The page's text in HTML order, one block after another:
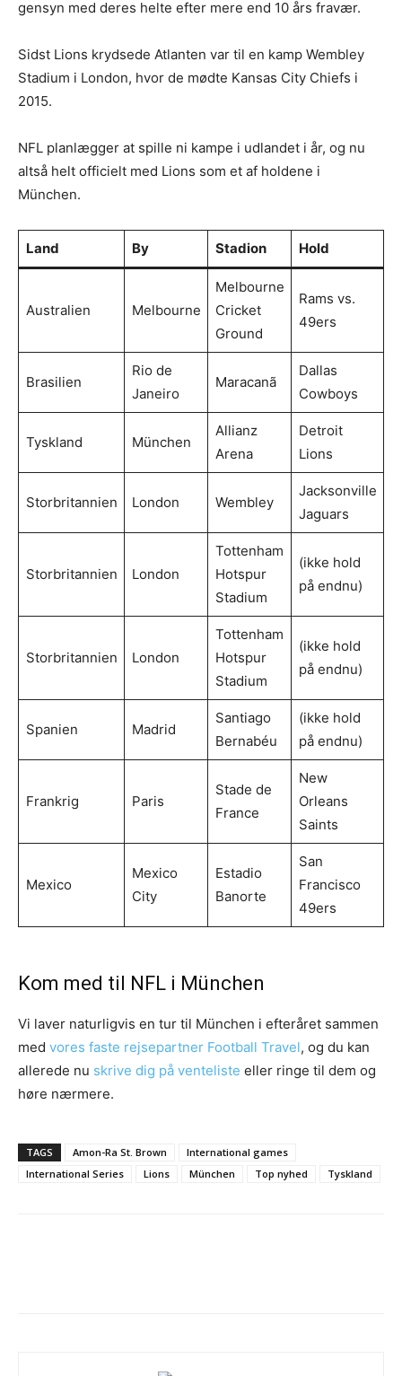
gensyn med deres helte efter mere end 10 års fravær.
Sidst Lions krydsede Atlanten var til en kamp Wembley
Stadium i London, hvor de mødte Kansas City Chiefs i
2015.
NFL planlægger at spille ni kampe i udlandet i år, og nu
altså helt officielt med Lions som et af holdene i
München.
Land By Stadion Hold
Australien Melbourne
Melbourne
Cricket
Ground
Rams vs.
49ers
Brasilien
Rio de
Janeiro
Maracanã
Dallas
Cowboys
Tyskland München
Allianz
Arena
Detroit
Lions
Storbritannien London Wembley
Jacksonville
Jaguars
Storbritannien London
Tottenham
Hotspur
Stadium
(ikke hold
på endnu)
Storbritannien London
Tottenham
Hotspur
Stadium
(ikke hold
på endnu)
Spanien Madrid
Santiago
Bernabéu
(ikke hold
på endnu)
Frankrig Paris
Stade de
France
New
Orleans
Saints
Mexico
Mexico
City
Estadio
Banorte
San
Francisco
49ers
Kom med til NFL i München
Vi laver naturligvis en tur til München i efteråret sammen
med vores faste rejsepartner Football Travel, og du kan
allerede nu skrive dig på venteliste eller ringe til dem og
høre nærmere.
TAGS Amon-Ra St. Brown
International games
International Series
Lions München Top nyhed Tyskland